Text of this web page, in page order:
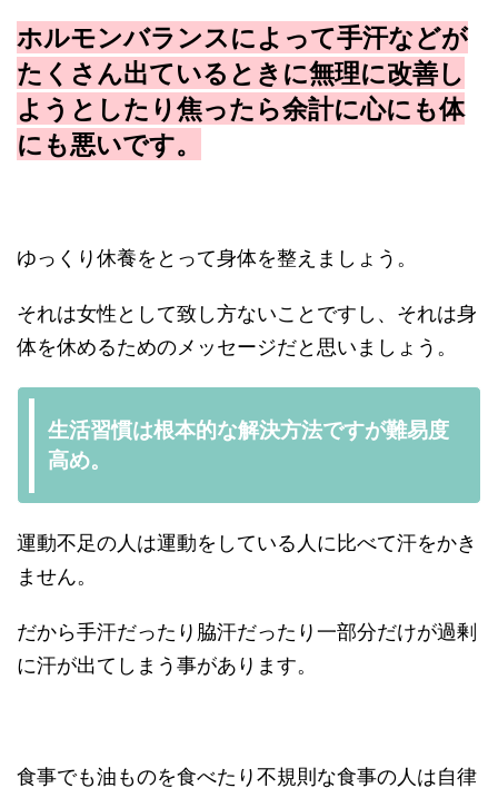
ホルモンバランスによって手汗などが
たくさん出ているときに無理に改善し
ようとしたり焦ったら余計に心にも体
にも悪いです。
ゆっくり休養をとって身体を整えましょう。
それは女性として致し方ないことですし、それは身
体を休めるためのメッセージだと思いましょう。
生活習慣は根本的な解決方法ですが難易度
高め。
運動不足の人は運動をしている人に比べて汗をかき
ません。
だから手汗だったり脇汗だったり一部分だけが過剰
に汗が出てしまう事があります。
食事でも油ものを食べたり不規則な食事の人は自律